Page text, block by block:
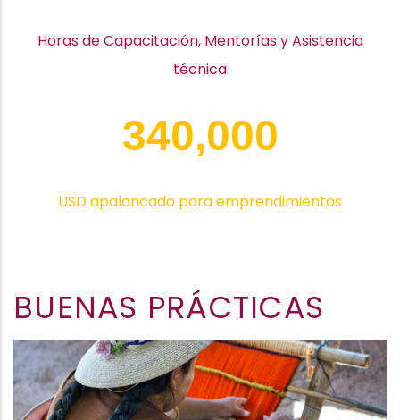
Horas de Capacitación, Mentorías y Asistencia
técnica
340,000
USD apalancado para emprendimientos
BUENAS PRÁCTICAS